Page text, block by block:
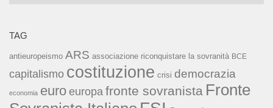
TAG
antieuropeismo ARS associazione riconquistare la sovranità BCE
capitalismo costituzione crisi democrazia
economia euro europa fronte sovranista Fronte